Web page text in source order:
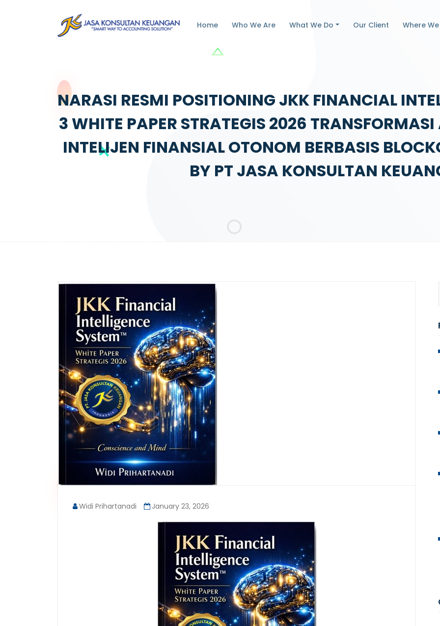
Home Who We Are What We Do Our Client Where
NARASI RESMI POSITIONING JKK FINANCIAL
3 WHITE PAPER STRATEGIS 2026
INTELIJEN FINANSIAL OTONOM BERBASIS
BY PT JASA KONSULTAN
Widi Prihartanadi January 23, 2026